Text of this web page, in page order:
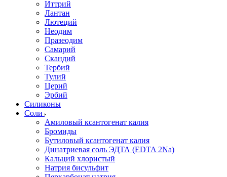
Иттрий
Лантан
Лютеций
Неодим
Празеодим
Самарий
Скандий
Тербий
Тулий
Церий
Эрбий
Силиконы
Соли
Амиловый ксантогенат калия
Бромиды
Бутиловый ксантогенат калия
Динатриевая соль ЭДТА (EDTA 2Na)
Кальций хлористый
Натрия бисульфит